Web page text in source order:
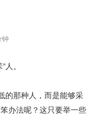
钟
。
的那种人，而是能够采
办法呢？这只要举一些